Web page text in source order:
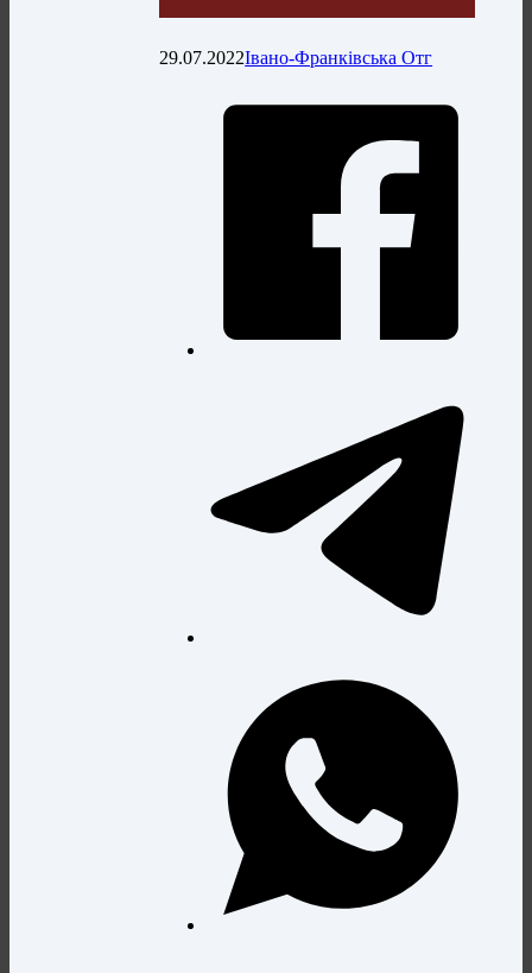
29.07.2022Івано-Франківська Отг